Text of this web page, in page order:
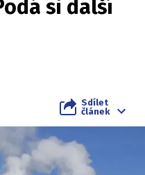
si další
Sdílet
článek